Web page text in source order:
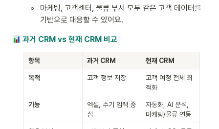
◦
마케팅, 고객센터, 물류 부서 모두 같은 고객 데이터를
기반으로 대응할 수 있어요.
과거 CRM vs 현재 CRM 비교
항목 과거 CRM 현재 CRM
목적 고객 정보 저장
고객 여정 전체 최
적화
기능
엑셀, 수기 입력 중
심
자동화, AI 분석,
마케팅/물류 연동